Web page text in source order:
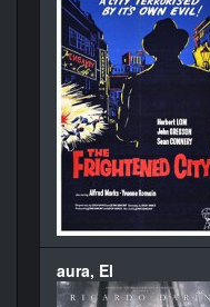
aura, El